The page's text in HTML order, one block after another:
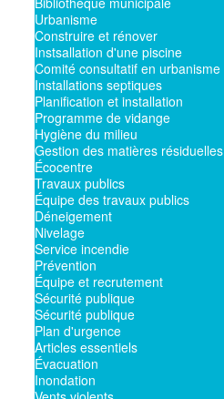
Urbanisme
Construire et rénover
Instsallation d'une piscine
Comité consultatif en urbanisme
Installations septiques
Planification et installation
Programme de vidange
Hygiène du milieu
Gestion des matières résiduelles
Écocentre
Travaux publics
Équipe des travaux publics
Déneigement
Nivelage
Service incendie
Prévention
Équipe et recrutement
Sécurité publique
Sécurité publique
Plan d'urgence
Articles essentiels
Évacuation
Inondation